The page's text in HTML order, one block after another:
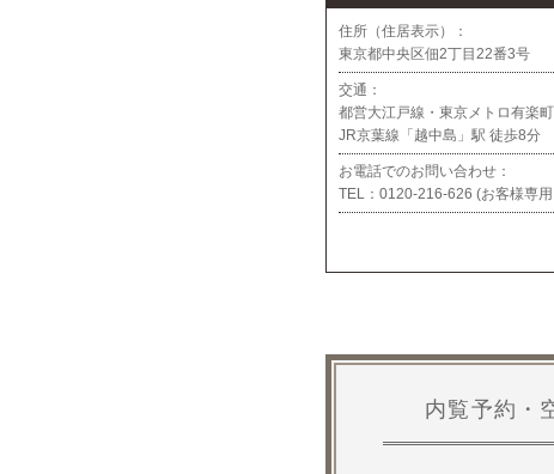
住所（住居表示）：
東京都中央区佃2丁目22番3号
交通：
都営大江戸線・東京メトロ有楽
JR京葉線「越中島」駅 徒歩8分
お電話でのお問い合わせ：
TEL： 0120-216-626 (お客様専用
内覧予約・